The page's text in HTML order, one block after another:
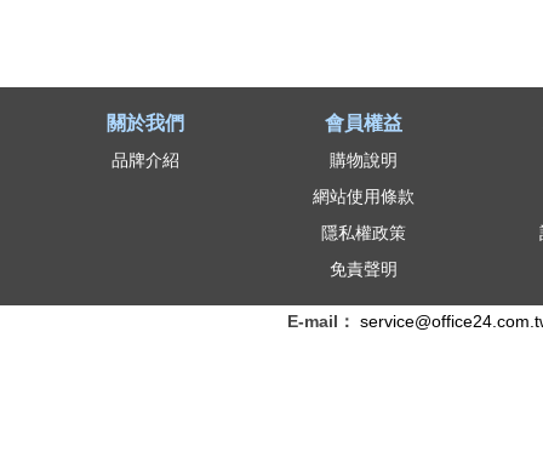
關於我們
品牌介紹
會員權益
購物說明
網站使用條款
隱私權政策
免責聲明
E-mail：